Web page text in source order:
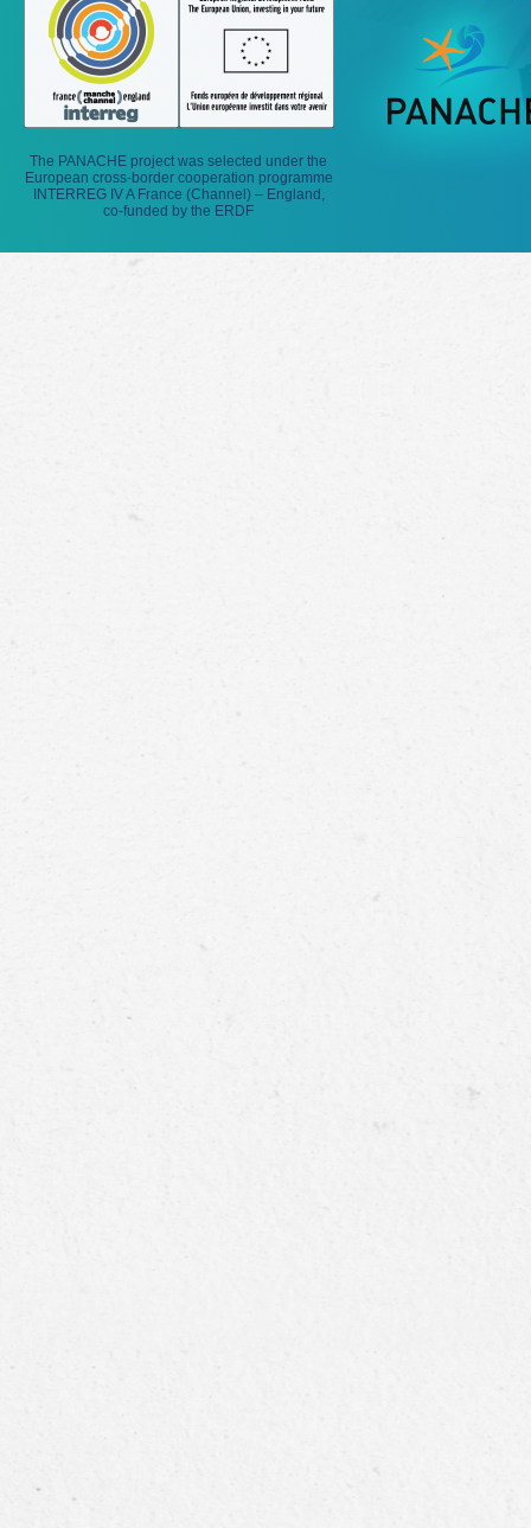
The PANACHE project was selected under the
European cross-border cooperation programme
INTERREG IV A France (Channel) – England,
co-funded by the ERDF